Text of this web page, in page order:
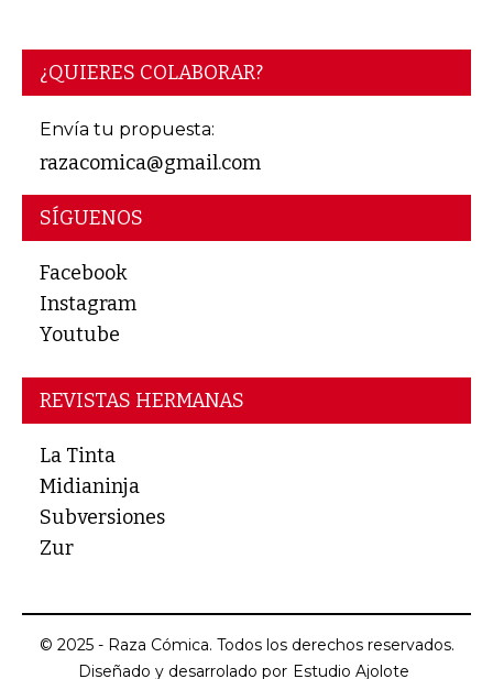
¿QUIERES COLABORAR?
Envía tu propuesta:
razacomica@gmail.com
SÍGUENOS
Facebook
Instagram
Youtube
REVISTAS HERMANAS
La Tinta
Midianinja
Subversiones
Zur
© 2025 - Raza Cómica. Todos los derechos reservados.
Diseñado y desarrolado por Estudio Ajolote